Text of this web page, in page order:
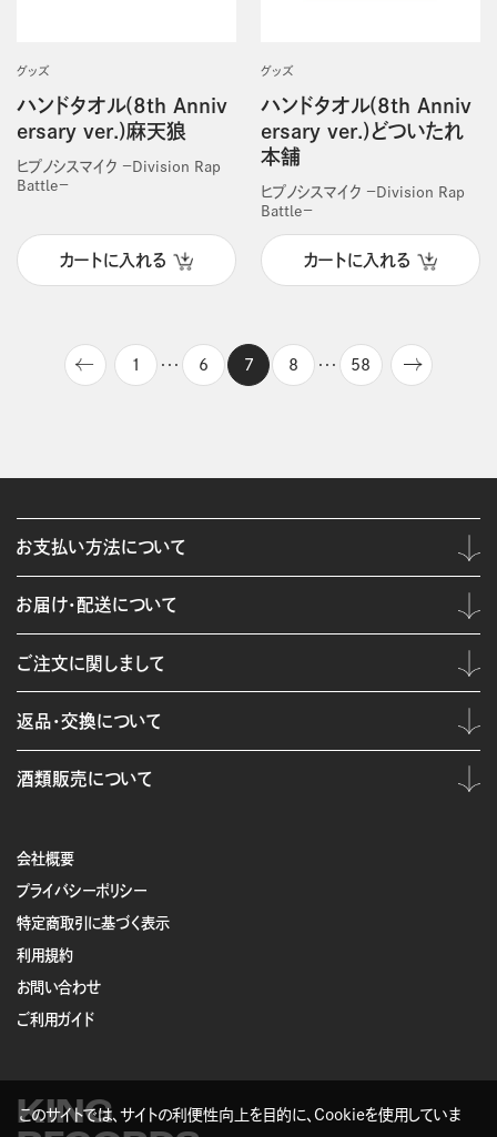
グッズ
ハンドタオル(8th Anniv
ersary ver.)麻天狼
ヒプノシスマイク －Division Rap
Battle－
カートに入れる
グッズ
ハンドタオル(8th Anniv
ersary ver.)どついたれ
本舗
ヒプノシスマイク －Division Rap
Battle－
カートに入れる
1 ・・・ 6 7 8 ・・・ 58
会社概要
プライバシーポリシー
特定商取引に基づく表示
利用規約
お問い合わせ
ご利用ガイド
KING
お支払い方法について
お届け・配送について
ご注文に関しまして
返品・交換について
酒類販売について
このサイトでは、サイトの利便性向上を目的に、Cookieを使用していま